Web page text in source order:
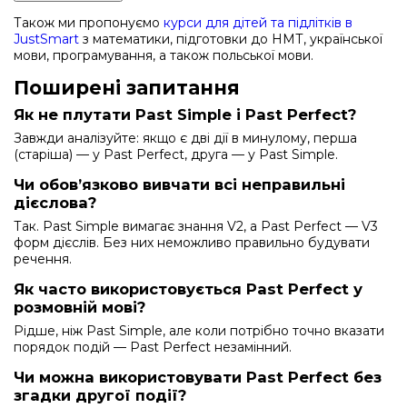
Також ми пропонуємо курси для дітей та підлітків в
JustSmart з математики, підготовки до НМТ, української
мови, програмування, а також польської мови.
Поширені запитання
Як не плутати Past Simple і Past Perfect?
Завжди аналізуйте: якщо є дві дії в минулому, перша
(старіша) — у Past Perfect, друга — у Past Simple.
Чи обов’язково вивчати всі неправильні
дієслова?
Так. Past Simple вимагає знання V2, а Past Perfect — V3
форм дієслів. Без них неможливо правильно будувати
речення.
Як часто використовується Past Perfect у
розмовній мові?
Рідше, ніж Past Simple, але коли потрібно точно вказати
порядок подій — Past Perfect незамінний.
Чи можна використовувати Past Perfect без
згадки другої події?